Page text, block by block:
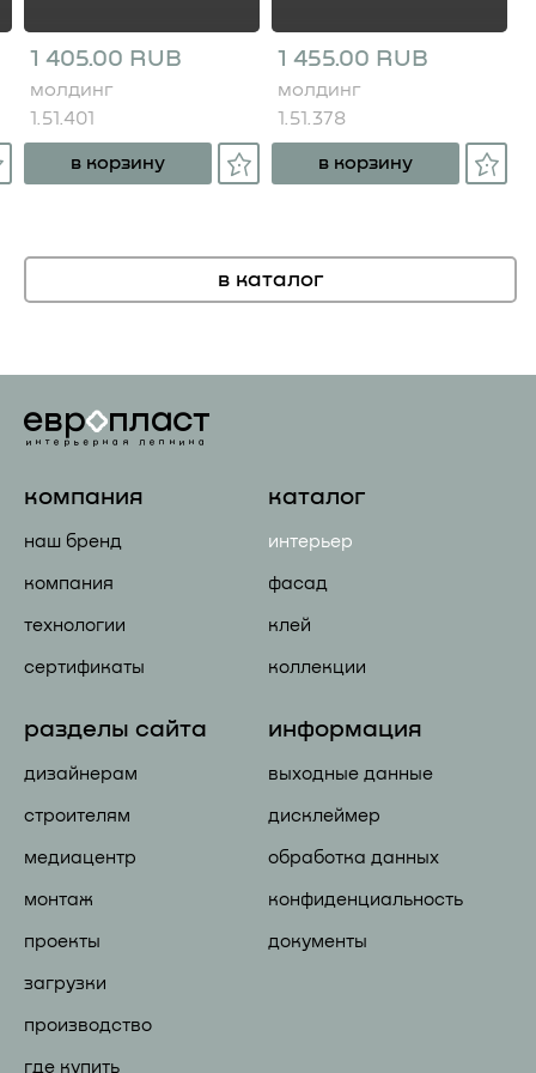
1 405.00 RUB
молдинг
1.51.401
в корзину
1 455.00 RUB
молдинг
1.51.378
в корзину
в каталог
компания
наш бренд
компания
технологии
сертификаты
каталог
интерьер
фасад
клей
коллекции
разделы сайта
дизайнерам
строителям
медиацентр
монтаж
проекты
загрузки
производство
где купить
информация
выходные данные
дисклеймер
обработка данных
конфиденциальность
документы